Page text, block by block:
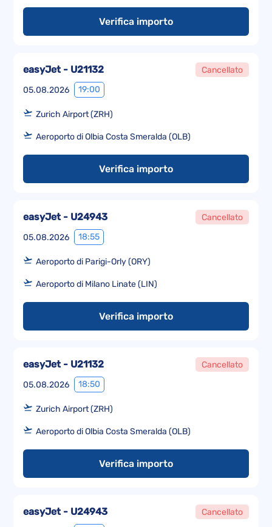
Verifica importo
05.08.2026 19:00
easyJet - U21132 Cancellato
Zurich Airport (ZRH)
Aeroporto di Olbia Costa Smeralda (OLB)
Verifica importo
05.08.2026 18:55
easyJet - U24943 Cancellato
Aeroporto di Parigi-Orly (ORY)
Aeroporto di Milano Linate (LIN)
Verifica importo
05.08.2026 18:50
easyJet - U21132 Cancellato
Zurich Airport (ZRH)
Aeroporto di Olbia Costa Smeralda (OLB)
Verifica importo
easyJet - U24943 Cancellato